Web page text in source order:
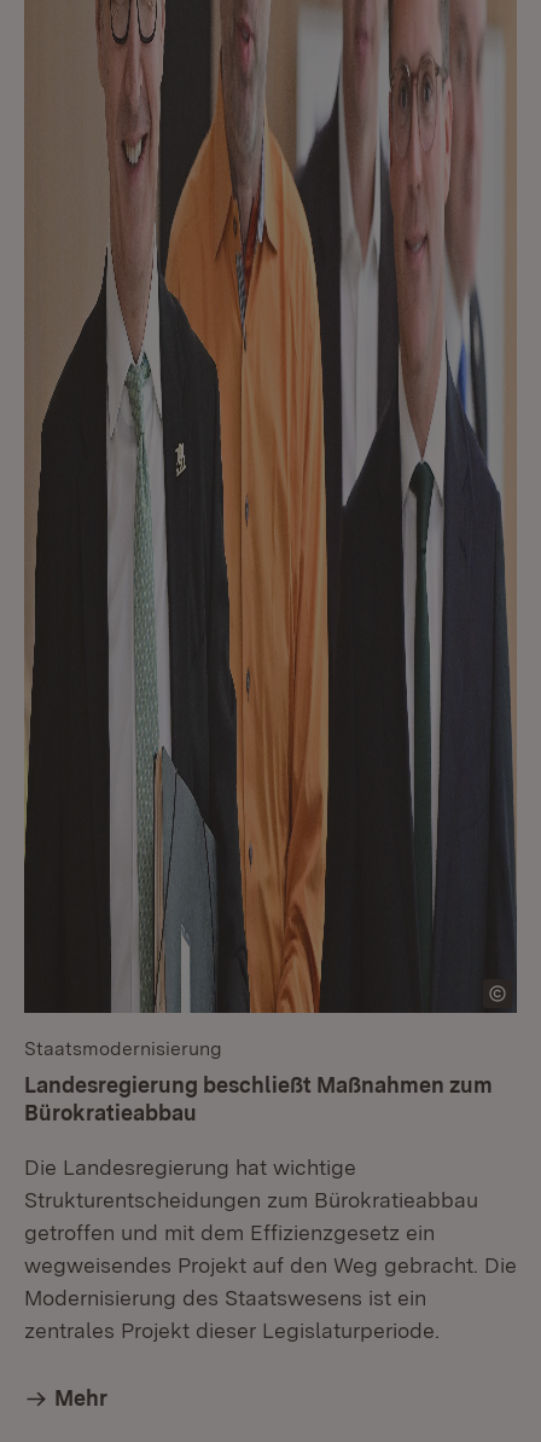
Staatsmodernisierung
Landesregierung beschließt Maßnahmen zum
Bürokratieabbau
Die Landesregierung hat wichtige
Strukturentscheidungen zum Bürokratieabbau
getroffen und mit dem Effizienzgesetz ein
wegweisendes Projekt auf den Weg gebracht. Die
Modernisierung des Staatswesens ist ein
zentrales Projekt dieser Legislaturperiode.
Mehr